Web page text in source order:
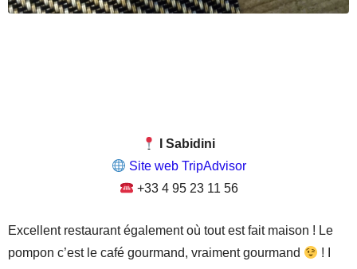
I Sabidini
Site web TripAdvisor
+33 4 95 23 11 56
Excellent restaurant également où tout est fait maison ! Le
pompon c’est le café gourmand, vraiment gourmand
! I